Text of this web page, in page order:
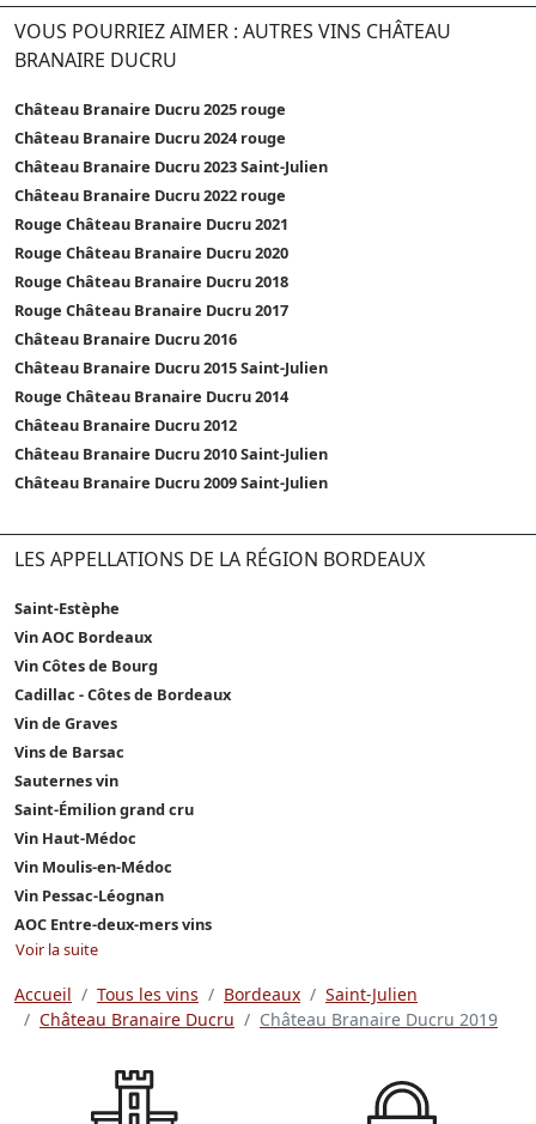
VOUS POURRIEZ AIMER : AUTRES VINS CHÂTEAU
BRANAIRE DUCRU
Château Branaire Ducru 2025 rouge
Château Branaire Ducru 2024 rouge
Château Branaire Ducru 2023 Saint-Julien
Château Branaire Ducru 2022 rouge
Rouge Château Branaire Ducru 2021
Rouge Château Branaire Ducru 2020
Rouge Château Branaire Ducru 2018
Rouge Château Branaire Ducru 2017
Château Branaire Ducru 2016
Château Branaire Ducru 2015 Saint-Julien
Rouge Château Branaire Ducru 2014
Château Branaire Ducru 2012
Château Branaire Ducru 2010 Saint-Julien
Château Branaire Ducru 2009 Saint-Julien
LES APPELLATIONS DE LA RÉGION BORDEAUX
Saint-Estèphe
Vin AOC Bordeaux
Vin Côtes de Bourg
Cadillac - Côtes de Bordeaux
Vin de Graves
Vins de Barsac
Sauternes vin
Saint-Émilion grand cru
Vin Haut-Médoc
Vin Moulis-en-Médoc
Vin Pessac-Léognan
AOC Entre-deux-mers vins
Voir la suite
Accueil Tous les vins Bordeaux
Saint-Julien
Château Branaire Ducru
Château Branaire Ducru 2019